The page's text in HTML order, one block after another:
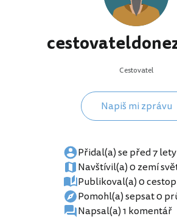
Cestovatel
Napiš mi zprávu
Přidal(a) se před 7 lety
Navštívil(a) 0 zemí
Publikoval(a) 0
Pomohl(a) sepsat 0
Napsal(a) 1 komentář